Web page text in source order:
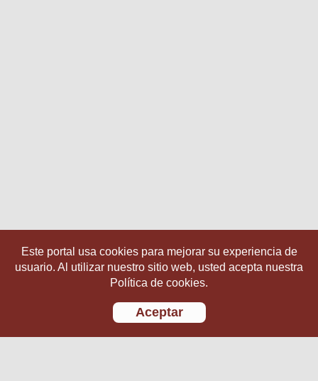
Este portal usa cookies para mejorar su experiencia de
usuario. Al utilizar nuestro sitio web, usted acepta nuestra
Política de cookies.
Aceptar